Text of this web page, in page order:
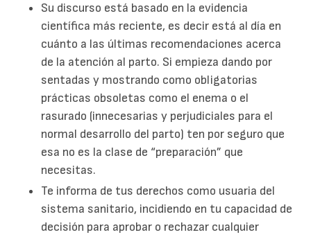
Su discurso está basado en la evidencia
científica más reciente, es decir está al día en
cuánto a las últimas recomendaciones acerca
de la atención al parto. Si empieza dando por
sentadas y mostrando como obligatorias
prácticas obsoletas como el enema o el
rasurado (innecesarias y perjudiciales para el
normal desarrollo del parto) ten por seguro que
esa no es la clase de “preparación” que
necesitas.
Te informa de tus derechos como usuaria del
sistema sanitario, incidiendo en tu capacidad de
decisión para aprobar o rechazar cualquier